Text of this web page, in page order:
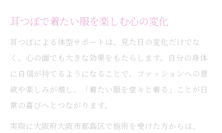
耳つぼで叶える新しいおしゃれ習慣
耳つぼダイエット成功の秘訣教えます
耳つぼ施術のメリットと注意点を解説
耳つぼ施術の効果と安全な受け方
耳つぼで着たい服を楽しむ心の変化
耳つぼによる体型サポートは、見た目の変化だけでな
く、心の面でも大きな効果をもたらします。自分の身体
に自信が持てるようになることで、ファッションへの意
欲や楽しみが増し、「着たい服を堂々と着る」ことが日
常の喜びへとつながります。
実際に大阪府大阪市都島区で施術を受けた方からは、